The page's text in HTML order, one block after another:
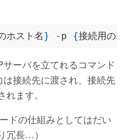
ホスト名} -p {接続用の
ーバを立てれるコマンド
接続先に渡され、接続先
ます。
ドの仕組みとしてはだい
冗長…）